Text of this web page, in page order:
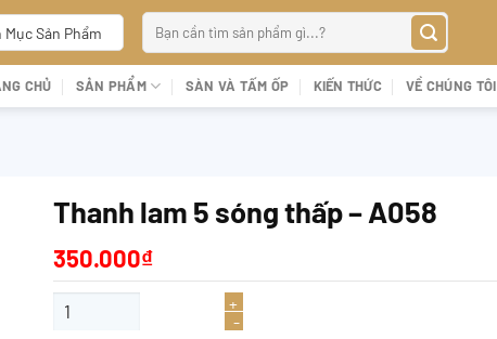
Mục Sản Phẩm
kiếm:
CHỦ SẢN PHẨM SÀN VÀ TẤM ỐP KIẾN THỨC VỀ CHÚNG TÔI
Thanh lam 5 sóng thấp – A058
350.000₫
Thanh lam 5 sóng thấp - A058 số lượng